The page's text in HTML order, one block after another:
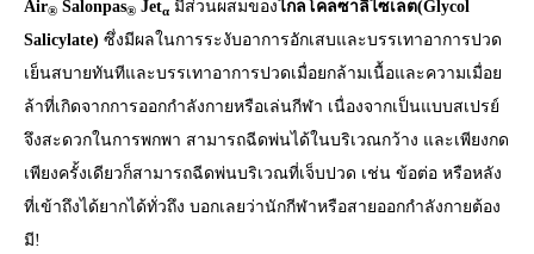
Air® Salonpas® Jetα มีส่วนผสมของไกลโคลซาลิไซเลต(Glycol
Salicylate) ซึ่งมีผลในการระงับอาการอักเสบและบรรเทาอาการปวด
เย็นสบายทันทีและบรรเทาอาการปวดเมื่อยกล้ามเนื้อและความเมื่อย
ล้าที่เกิดจากการออกกำลังกายหรือเล่นกีฬา เนื่องจากเป็นแบบสเปรย์
จึงสะดวกในการพกพา สามารถฉีดพ่นได้ในบริเวณกว้าง และเพียงกด
เพียงครั้งเดียวก็สามารถฉีดพ่นบริเวณที่เจ็บปวด เช่น ข้อต่อ หรือหลัง
ที่เข้าถึงได้ยากได้ทั่วถึง บอกเลยว่านักกีฬาหรือสายออกกำลังกายต้อง
มี!